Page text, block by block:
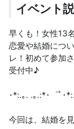
イベント
早くも！女性13
恋愛や結婚につ
レ！初めて参加
受付中♪
･*:.｡. .｡.:*･゜ﾟ･
今回は、結婚を